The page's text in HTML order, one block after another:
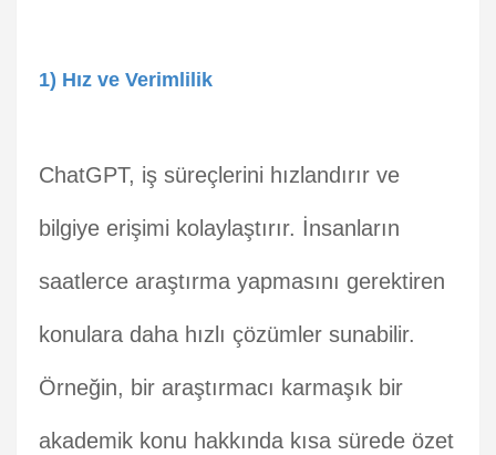
1) Hız ve Verimlilik
ChatGPT, iş süreçlerini hızlandırır ve
bilgiye erişimi kolaylaştırır. İnsanların
saatlerce araştırma yapmasını gerektiren
konulara daha hızlı çözümler sunabilir.
Örneğin, bir araştırmacı karmaşık bir
akademik konu hakkında kısa sürede özet